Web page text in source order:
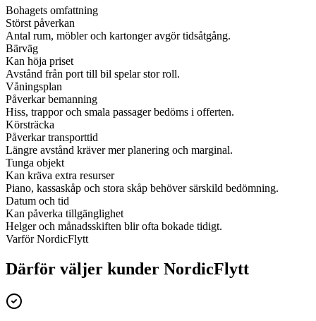
Bohagets omfattning
Störst påverkan
Antal rum, möbler och kartonger avgör tidsåtgång.
Bärväg
Kan höja priset
Avstånd från port till bil spelar stor roll.
Våningsplan
Påverkar bemanning
Hiss, trappor och smala passager bedöms i offerten.
Körsträcka
Påverkar transporttid
Längre avstånd kräver mer planering och marginal.
Tunga objekt
Kan kräva extra resurser
Piano, kassaskåp och stora skåp behöver särskild bedömning.
Datum och tid
Kan påverka tillgänglighet
Helger och månadsskiften blir ofta bokade tidigt.
Varför NordicFlytt
Därför väljer kunder NordicFlytt